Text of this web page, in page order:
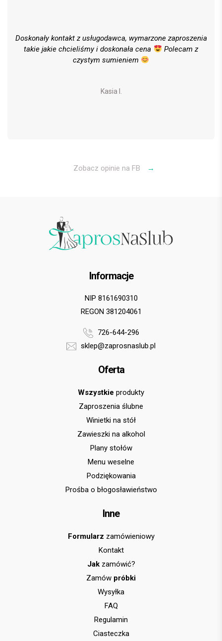
Doskonały kontakt z usługodawca, wymarzone zaproszenia
takie jakie chcieliśmy i doskonała cena
Polecam z
czystym sumieniem
Kasia I.
Zobacz opinie na FB →
Informacje
NIP 8161690310
REGON 381204061
726-644-296
sklep@zaprosnaslub.pl
Oferta
Wszystkie produkty
Zaproszenia ślubne
Winietki na stół
Zawieszki na alkohol
Plany stołów
Menu weselne
Podziękowania
Prośba o błogosławieństwo
Inne
Formularz zamówieniowy
Kontakt
Jakzamówić?
Zamów próbki
Wysyłka
FAQ
Regulamin
Ciasteczka